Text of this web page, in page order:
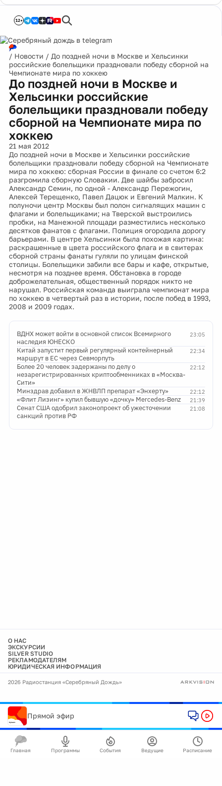
12+
/ Новости / До поздней ночи в Москве и Хельсинки
российские болельщики праздновали победу сборной на
Чемпионате мира по хоккею
До поздней ночи в Москве и
Хельсинки российские
болельщики праздновали победу
сборной на Чемпионате мира по
хоккею
21 мая 2012
До поздней ночи в Москве и Хельсинки российские
болельщики праздновали победу сборной на Чемпионате
мира по хоккею: сборная России в финале со счетом 6:2
разгромила сборную Словакии. Две шайбы забросил
Александр Семин, по одной - Александр Пережогин,
Алексей Терещенко, Павел Дацюк и Евгений Малкин. К
полуночи центр Москвы был полон сигналящих машин с
флагами и болельщиками; на Тверской выстроились
пробки, на Манежной площади разместились несколько
десятков фанатов с флагами. Полиция огородила дорогу
барьерами. В центре Хельсинки была похожая картина:
раскрашенные в цвета российского флага и в свитерах
сборной страны фанаты гуляли по улицам финской
столицы. Болельщики забили все бары и кафе, открытые,
несмотря на позднее время. Обстановка в городе
доброжелательная, общественный порядок никто не
нарушал. Российская команда выиграла чемпионат мира
по хоккею в четвертый раз в истории, после побед в 1993,
2008 и 2009 годах.
23:05
ВДНХ может войти в основной список Всемирного
наследия ЮНЕСКО
22:34
Китай запустит первый регулярный контейнерный
маршрут в ЕС через Севморпуть
22:12
Более 20 человек задержаны по делу о
незарегистрированных криптообменниках в «Москва-
Сити»
22:12
Минздрав добавил в ЖНВЛП препарат «Энхерту»
21:39
«Флит Лизинг» купил бывшую «дочку» Mercedes-Benz
21:08
Сенат США одобрил законопроект об ужесточении
санкций против РФ
О НАС
ЭКСКУРСИИ
SILVER STUDIO
РЕКЛАМОДАТЕЛЯМ
ЮРИДИЧЕСКАЯ ИНФОРМАЦИЯ
2026 Радиостанция «Серебряный Дождь»
Прямой эфир
Главная Программы События Ведущие Расписание